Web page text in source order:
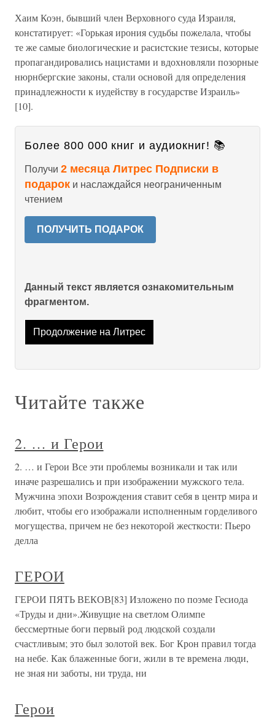
Хаим Коэн, бывший член Верховного суда Израиля,
констатирует: «Горькая ирония судьбы пожелала, чтобы
те же самые биологические и расистские тезисы, которые
пропагандировались нацистами и вдохновляли позорные
нюрнбергские законы, стали основой для определения
принадлежности к иудейству в государстве Израиль»
[10].
Более 800 000 книг и аудиокниг! 📚
Получи 2 месяца Литрес Подписки в
подарок и наслаждайся неограниченным
чтением
ПОЛУЧИТЬ ПОДАРОК
Данный текст является ознакомительным
фрагментом.
Продолжение на Литрес
Читайте также
2. … и Герои
2. … и Герои Все эти проблемы возникали и так или
иначе разрешались и при изображении мужского тела.
Мужчина эпохи Возрождения ставит себя в центр мира и
любит, чтобы его изображали исполненным горделивого
могущества, причем не без некоторой жесткости: Пьеро
делла
ГЕРОИ
ГЕРОИ ПЯТЬ ВЕКОВ[83] Изложено по поэме Гесиода
«Труды и дни».Живущие на светлом Олимпе
бессмертные боги первый род людской создали
счастливым; это был золотой век. Бог Крон правил тогда
на небе. Как блаженные боги, жили в те времена люди,
не зная ни заботы, ни труда, ни
Герои